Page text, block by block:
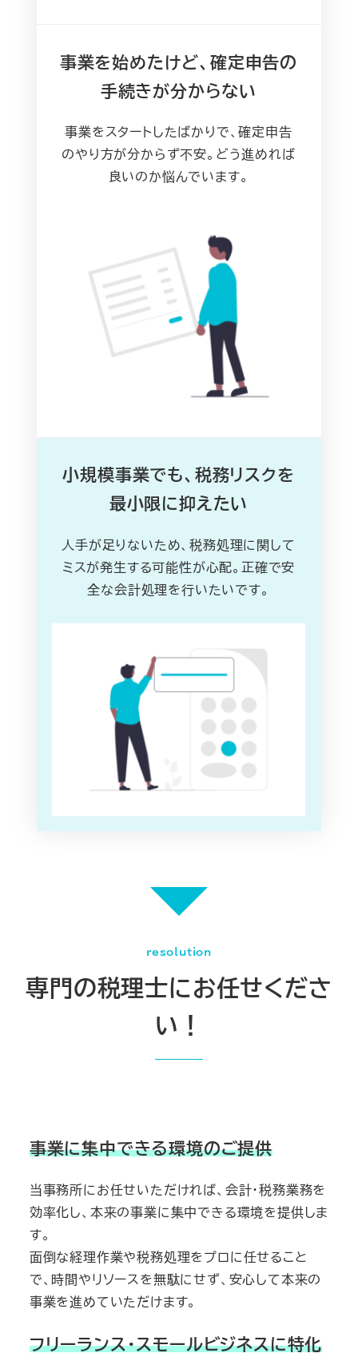
事業を始めたけど、確定申告の
手続きが分からない
事業をスタートしたばかりで、確定申告
のやり方が分からず不安。どう進めれば
良いのか悩んでいます。
小規模事業でも、税務リスクを
最小限に抑えたい
人手が足りないため、税務処理に関して
ミスが発生する可能性が心配。正確で安
全な会計処理を行いたいです。
resolution
専門の税理士にお任せくださ
い！
事業に集中できる環境のご提供
当事務所にお任せいただければ、会計・税務業務を
効率化し、本来の事業に集中できる環境を提供しま
す。
面倒な経理作業や税務処理をプロに任せること
で、時間やリソースを無駄にせず、安心して本来の
事業を進めていただけます。
フリーランス・スモールビジネスに特化